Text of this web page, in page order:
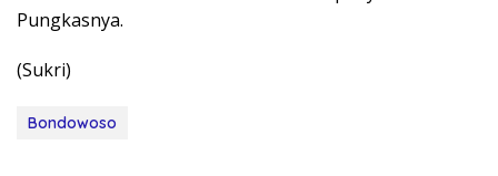
Pungkasnya.
(Sukri)
Bondowoso